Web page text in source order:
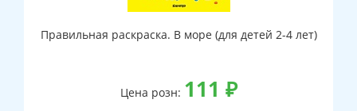
Правильная раскраска. В море (для детей 2-4 лет)
Цена розн: 111 ₽